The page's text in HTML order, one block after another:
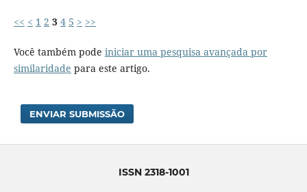
<< < 1 2 3 4 5 > >>
Você também pode iniciar uma pesquisa avançada por
similaridade para este artigo.
ENVIAR SUBMISSÃO
ISSN 2318-1001